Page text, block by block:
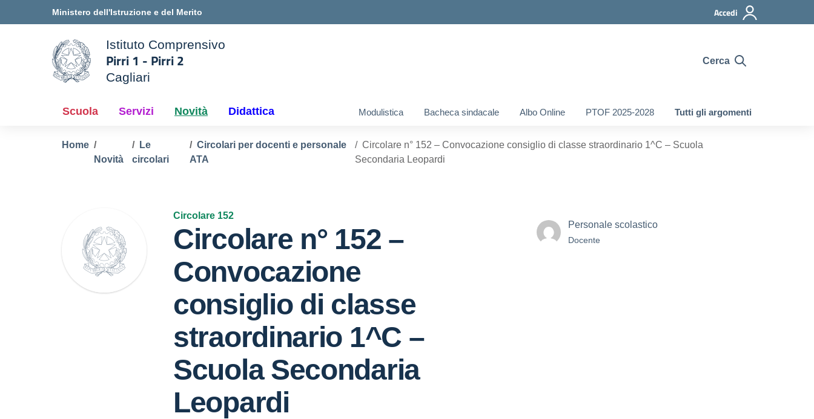
Vai ai contenuti
Vai al menu di navigazioneMinistero dell'Istruzione e del Merito Accedi
della scuola
Istituto Comprensivo
Pirri 1 - Pirri 2
Cagliari
Cerca
Scuola Servizi Novità Didattica Modulistica Bacheca sindacale Albo Online PTOF 2025-2028 Tutti gli argomenti
Home
Novità
Le
circolari
Circolari per docenti e personale
ATA
Circolare n° 152 – Convocazione consiglio di classe straordinario 1^C – Scuola
Secondaria Leopardi
Circolare 152
Circolare n° 152 –
Convocazione
consiglio di classe
straordinario 1^C –
Scuola Secondaria
Leopardi
Personale scolastico
Docente